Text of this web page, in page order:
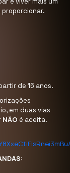
proporcionar.
de 16 anos.
em duas vias
NÃO é aceita.